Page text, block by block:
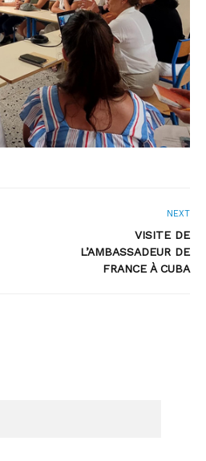
NEXT
VISITE DE
L’AMBASSADEUR DE
FRANCE À CUBA